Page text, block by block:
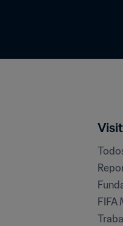
FIFA